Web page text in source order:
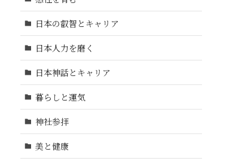
日本の叡智とキャリア
日本人力を磨く
日本神話とキャリア
暮らしと運気
神社参拝
美と健康